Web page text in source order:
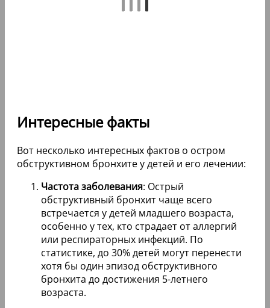
Интересные факты
Вот несколько интересных фактов о остром
обструктивном бронхите у детей и его лечении:
Частота заболевания: Острый
обструктивный бронхит чаще всего
встречается у детей младшего возраста,
особенно у тех, кто страдает от аллергий
или респираторных инфекций. По
статистике, до 30% детей могут перенести
хотя бы один эпизод обструктивного
бронхита до достижения 5-летнего
возраста.